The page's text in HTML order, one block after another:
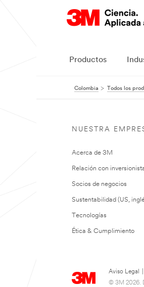
Productos
Colombia Todos los
NUESTRA
Acerca de 3M
Relación con
Socios de negocios
Sustentabilidad (US,
Tecnologías
Ética & Cumplimiento
Aviso Legal
© 3M 2026.